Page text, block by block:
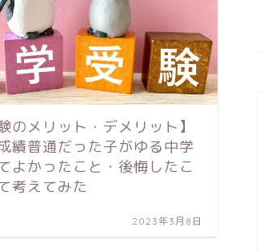
のメリット・デメリット】
績普通だった子がゆる中学
よかったこと・後悔したこ
考えてみた
2023年3月8日